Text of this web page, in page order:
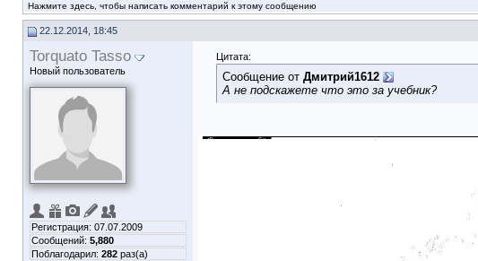
Нажмите здесь, чтобы написать комментарий к этому сообщению
22.12.2014, 18:45
Torquato Tasso
Новый пользователь
Регистрация: 07.07.2009
Сообщений: 5,880
Поблагодарил: 282 раз(а)
Цитата:
Сообщение от Дмитрий1612
А не подскажете что это за учебник?